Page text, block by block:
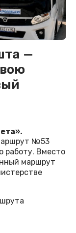
—
№53
работу. Вместо
маршрут